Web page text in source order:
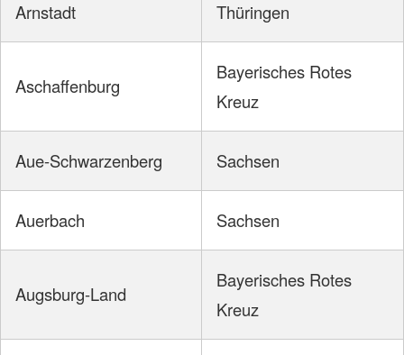
Arnstadt Thüringen
Aschaffenburg
Bayerisches Rotes
Kreuz
Aue-Schwarzenberg Sachsen
Auerbach Sachsen
Augsburg-Land
Bayerisches Rotes
Kreuz